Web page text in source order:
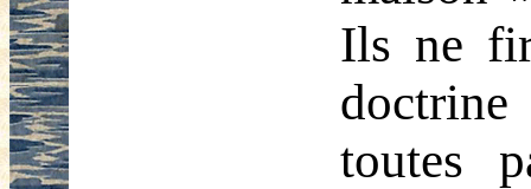
Ils ne
toutes